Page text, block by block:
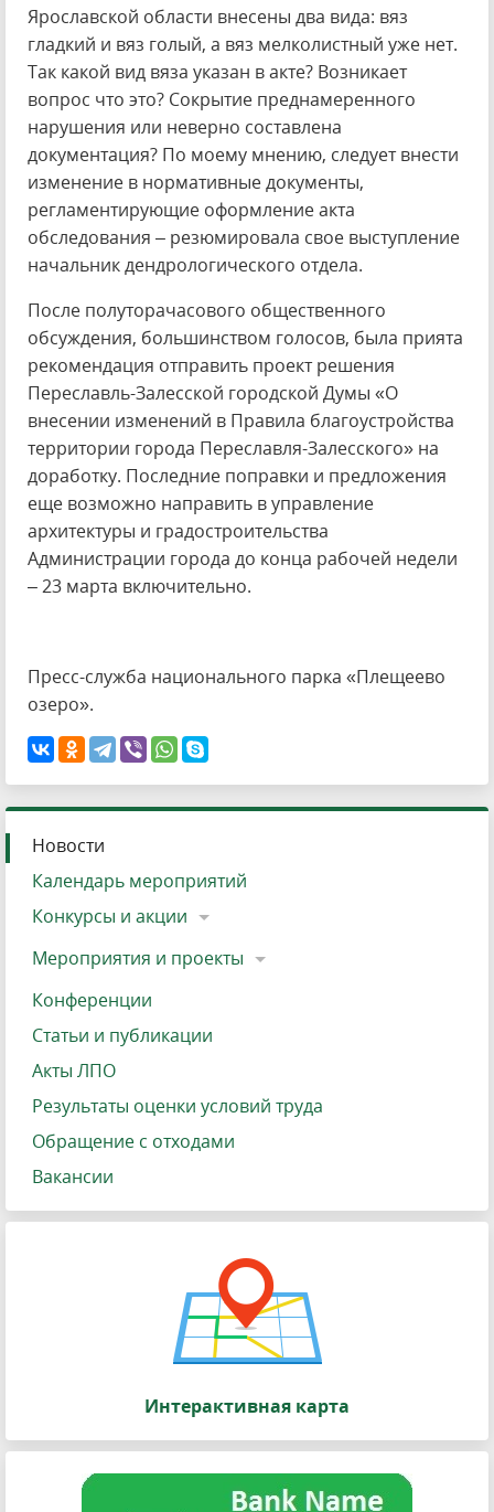
Ярославской области внесены два вида: вяз
гладкий и вяз голый, а вяз мелколистный уже нет.
Так какой вид вяза указан в акте? Возникает
вопрос что это? Сокрытие преднамеренного
нарушения или неверно составлена
документация? По моему мнению, следует внести
изменение в нормативные документы,
регламентирующие оформление акта
обследования – резюмировала свое выступление
начальник дендрологического отдела.
После полуторачасового общественного
обсуждения, большинством голосов, была прията
рекомендация отправить проект решения
Переславль-Залесской городской Думы «О
внесении изменений в Правила благоустройства
территории города Переславля-Залесского» на
доработку. Последние поправки и предложения
еще возможно направить в управление
архитектуры и градостроительства
Администрации города до конца рабочей недели
– 23 марта включительно.
Пресс-служба национального парка «Плещеево
озеро».
Новости
Календарь мероприятий
Конкурсы и акции
Мероприятия и проекты
Конференции
Статьи и публикации
Акты ЛПО
Результаты оценки условий труда
Обращение с отходами
Вакансии
Интерактивная карта